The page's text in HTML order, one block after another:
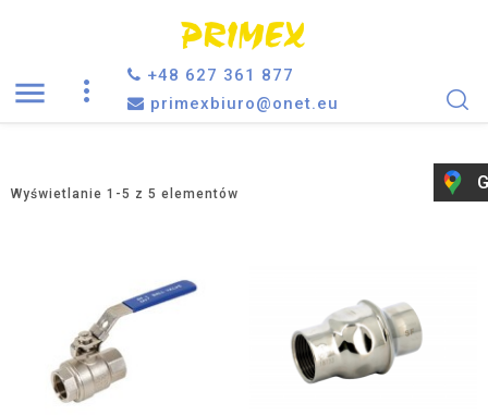

+48 627 361 877
primexbiuro@onet.eu
Wyświetlanie 1-5 z 5 elementów